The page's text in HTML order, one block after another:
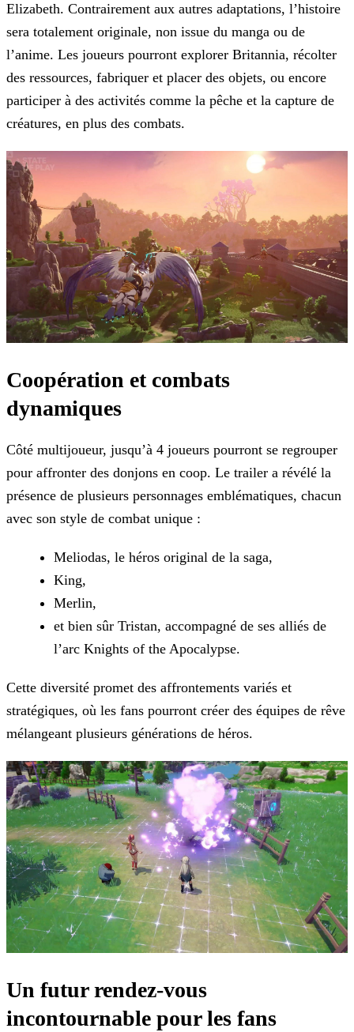
Elizabeth. Contrairement aux autres adaptations, l’histoire
sera totalement originale, non issue du manga ou de
l’anime. Les joueurs pourront explorer Britannia, récolter
des ressources, fabriquer et placer des objets, ou encore
participer à des activités comme la pêche et la capture de
créatures, en plus des combats.
Coopération et combats
dynamiques
Côté multijoueur, jusqu’à 4 joueurs pourront se regrouper
pour affronter des donjons en coop. Le trailer a révélé la
présence de plusieurs personnages emblématiques, chacun
avec son style de combat unique :
Meliodas, le héros original de la saga,
King,
Merlin,
et bien sûr Tristan, accompagné de ses alliés de
l’arc Knights of the Apocalypse.
Cette diversité promet des affrontements variés et
stratégiques, où les fans pourront créer des équipes de rêve
mélangeant plusieurs générations de héros.
Un futur rendez-vous
incontournable pour les fans